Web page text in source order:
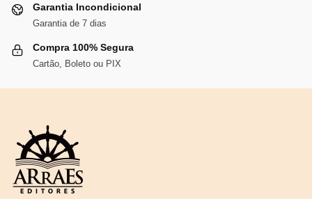
Garantia Incondicional
Garantia de 7 dias
Compra 100% Segura
Cartão, Boleto ou PIX